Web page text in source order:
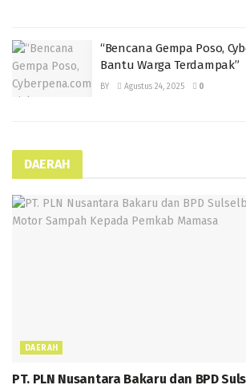
“Bencana Gempa Poso,
Bantu Warga Terdampak”
BY Agustus 24, 2025 0
DAERAH
DAERAH
PT. PLN Nusantara Bakaru dan BPD